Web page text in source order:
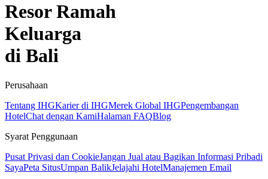
Resor Ramah
Keluarga
di Bali
Perusahaan
Tentang IHGKarier di IHGMerek Global IHGPengembangan
HotelChat dengan KamiHalaman FAQBlog
Syarat Penggunaan
Pusat Privasi dan CookieJangan Jual atau Bagikan Informasi Pribadi
SayaPeta SitusUmpan BalikJelajahi HotelManajemen Email